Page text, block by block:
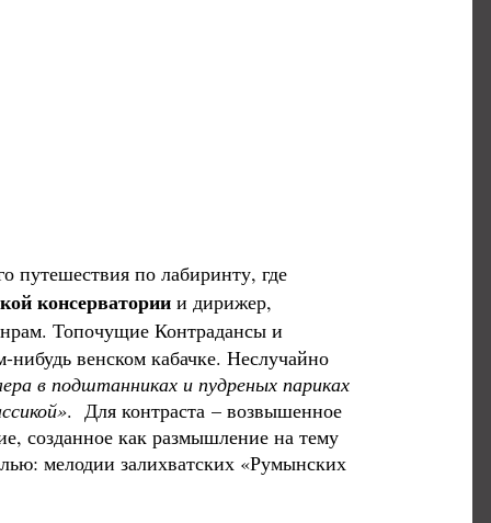
путешествия по лабиринту, где
консерватории и дирижер,
Топочущие Контрадансы и
венском кабачке. Неслучайно
в подштанниках и пудреных париках
. Для контраста – возвышенное
созданное как размышление на тему
мелодии залихватских «Румынских